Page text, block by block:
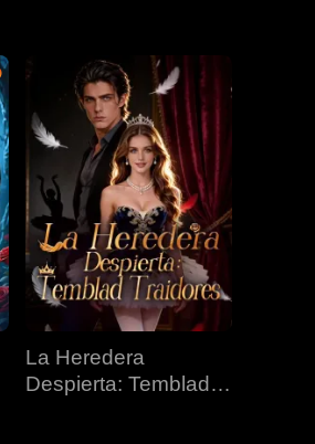
EP 34 EP 35 EP 36
EP 37 EP 38 EP 39
EP 40La Heredera
Despierta: Temblad